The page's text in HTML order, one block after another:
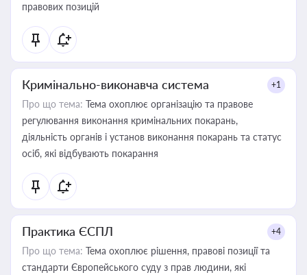
правових позицій
Кримінально-виконавча система +1
Про що тема: Тема охоплює організацію та правове
регулювання виконання кримінальних покарань,
діяльність органів і установ виконання покарань та статус
осіб, які відбувають покарання
Практика ЄСПЛ +4
Про що тема: Тема охоплює рішення, правові позиції та
стандарти Європейського суду з прав людини, які